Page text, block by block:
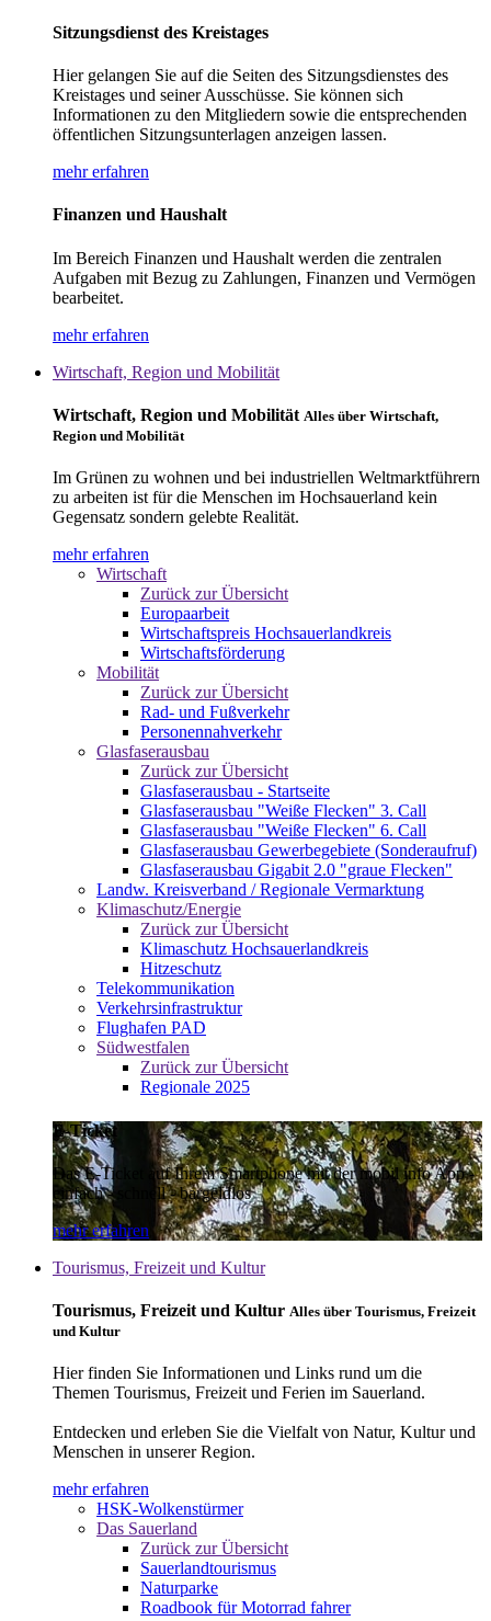
Sitzungsdienst des Kreistages
Hier gelangen Sie auf die Seiten des Sitzungsdienstes des
Kreistages und seiner Ausschüsse. Sie können sich
Informationen zu den Mitgliedern sowie die entsprechenden
öffentlichen Sitzungsunterlagen anzeigen lassen.
mehr erfahren
Finanzen und Haushalt
Im Bereich Finanzen und Haushalt werden die zentralen
Aufgaben mit Bezug zu Zahlungen, Finanzen und Vermögen
bearbeitet.
mehr erfahren
Wirtschaft, Region und Mobilität
Wirtschaft, Region und Mobilität Alles über Wirtschaft,
Region und Mobilität
Im Grünen zu wohnen und bei industriellen Weltmarktführern
zu arbeiten ist für die Menschen im Hochsauerland kein
Gegensatz sondern gelebte Realität.
mehr erfahren
Wirtschaft
Zurück zur Übersicht
Europaarbeit
Wirtschaftspreis Hochsauerlandkreis
Wirtschaftsförderung
Mobilität
Zurück zur Übersicht
Rad- und Fußverkehr
Personennahverkehr
Glasfaserausbau
Zurück zur Übersicht
Glasfaserausbau - Startseite
Glasfaserausbau "Weiße Flecken" 3. Call
Glasfaserausbau "Weiße Flecken" 6. Call
Glasfaserausbau Gewerbegebiete (Sonderaufruf)
Glasfaserausbau Gigabit 2.0 "graue Flecken"
Landw. Kreisverband / Regionale Vermarktung
Klimaschutz/Energie
Zurück zur Übersicht
Klimaschutz Hochsauerlandkreis
Hitzeschutz
Telekommunikation
Verkehrsinfrastruktur
Flughafen PAD
Südwestfalen
Zurück zur Übersicht
Regionale 2025
E-Ticket
Das E-Ticket auf Ihrem Smartphone mit der mobil info App -
einfach - schnell - bargeldlos
mehr erfahren
Tourismus, Freizeit und Kultur
Tourismus, Freizeit und Kultur Alles über Tourismus, Freizeit
und Kultur
Hier finden Sie Informationen und Links rund um die
Themen Tourismus, Freizeit und Ferien im Sauerland.
Entdecken und erleben Sie die Vielfalt von Natur, Kultur und
Menschen in unserer Region.
mehr erfahren
HSK-Wolkenstürmer
Das Sauerland
Zurück zur Übersicht
Sauerlandtourismus
Naturparke
Roadbook für Motorrad fahrer